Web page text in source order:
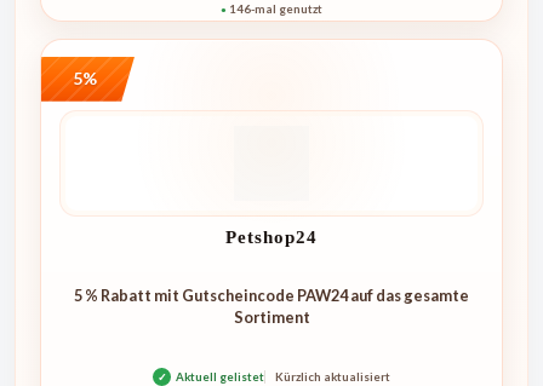
● 146-mal genutzt
5%
Petshop24
5 % Rabatt mit Gutscheincode PAW24 auf das gesamte
Sortiment
✓ Aktuell gelistet Kürzlich aktualisiert